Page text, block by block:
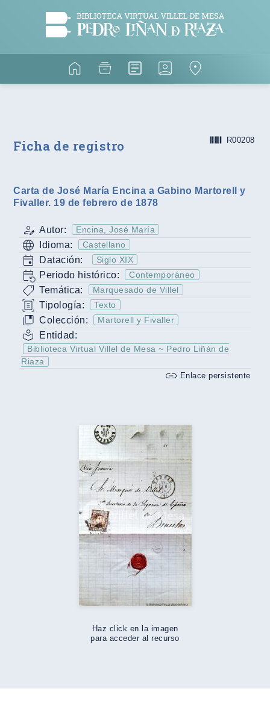
Ficha de registro R00208
Carta de José María Encina a Gabino Martorell y
Fivaller. 19 de febrero de 1878
Autor: Encina, José María
Idioma: Castellano
Datación: Siglo XIX
Periodo histórico: Contemporáneo
Temática: Marquesado de Villel
Tipología: Texto
Colección: Martorell y Fivaller
Entidad:
Biblioteca Virtual Villel de Mesa ~ Pedro Liñán de
Riaza
Enlace persistente
Haz click en la imagen
para acceder al recurso